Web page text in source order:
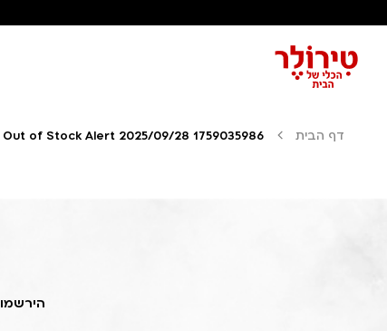
דף הבית Out of Stock Alert 2025/09/28 1759035986